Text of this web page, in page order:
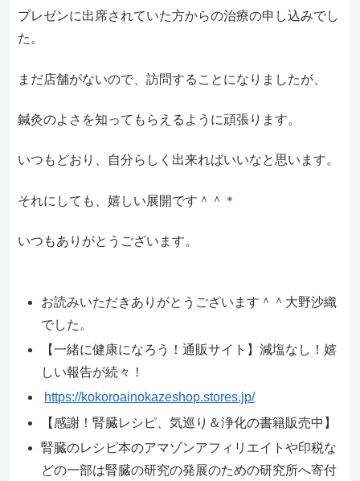
プレゼンに出席されていた方からの治療の申し込みでし
た。
まだ店舗がないので、訪問することになりましたが、
鍼灸のよさを知ってもらえるように頑張ります。
いつもどおり、自分らしく出来ればいいなと思います。
それにしても、嬉しい展開です＾＾＊
いつもありがとうございます。
お読みいただきありがとうございます＾＾大野沙織
でした。
【一緒に健康になろう！通販サイト】減塩なし！嬉
しい報告が続々！
https://kokoroainokazeshop.stores.jp/
【感謝！腎臓レシピ、気巡り＆浄化の書籍販売中】
腎臓のレシピ本のアマゾンアフィリエイトや印税な
どの一部は腎臓の研究の発展のための研究所へ寄付